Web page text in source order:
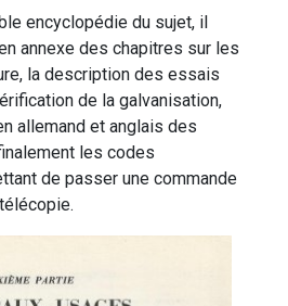
encyclopédie du sujet, il
annexe des chapitres sur les
la description des essais
de la galvanisation,
allemand et anglais des
les codes
de passer une commande